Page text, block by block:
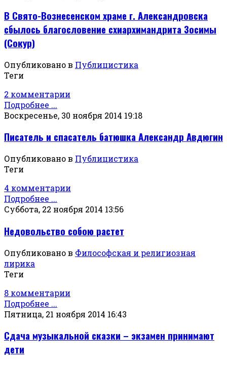
В Свято-Вознесенском храме г. Александровска
сбылось благословение схиархимандрита Зосимы
(Сокур)
Опубликовано в Публицистика
Теги
2 комментарии
Подробнее ...
Воскресенье, 30 ноября 2014 19:18
Писатель и спасатель батюшка Александр Авдюгин
Опубликовано в Публицистика
Теги
4 комментарии
Подробнее ...
Суббота, 22 ноября 2014 13:56
Недовольство собою растет
Опубликовано в Философская и религиозная
лирика
Теги
8 комментарии
Подробнее ...
Пятница, 21 ноября 2014 16:43
Сдача музыкальной сказки – экзамен принимают
дети